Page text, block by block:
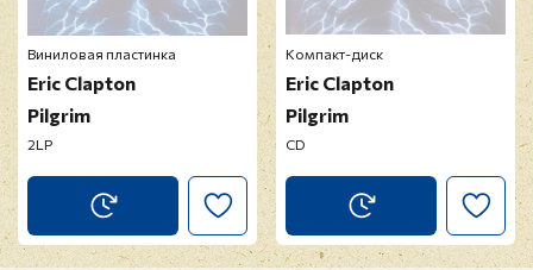
Виниловая пластинка
Eric Clapton
Pilgrim
2LP
Компакт-диск
Eric Clapton
Pilgrim
CD